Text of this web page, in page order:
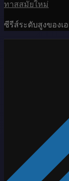
ทาสสมัยใหม่
ซีรีส์ระดับสูงของเ